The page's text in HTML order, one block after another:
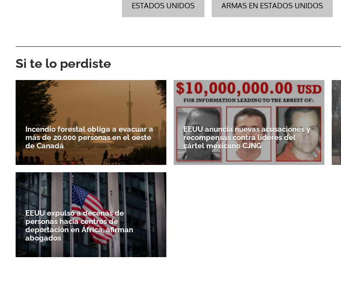
ESTADOS UNIDOS ARMAS EN ESTADOS UNIDOS
Si te lo perdiste
Incendio forestal obliga a evacuar a
más de 20.000 personas en el oeste
de Canadá
EEUU anuncia nuevas acusaciones y
recompensas contra líderes del
cártel mexicano CJNG
EEUU expulsó a decenas de
personas hacia centros de
deportación en África, afirman
abogados